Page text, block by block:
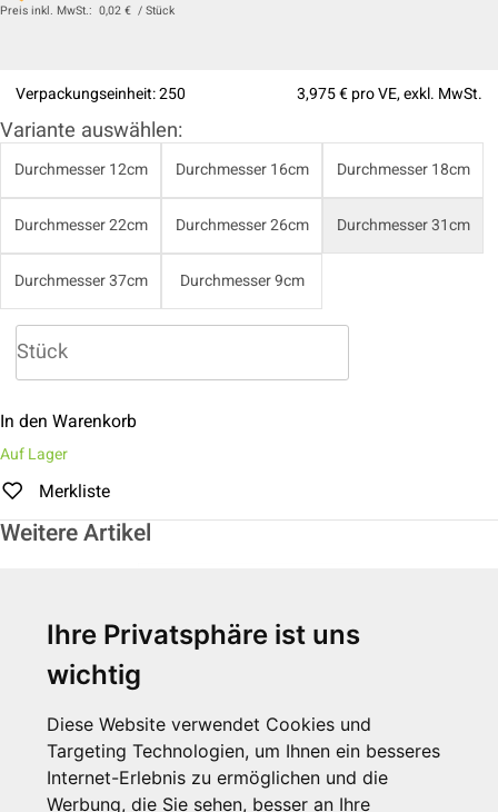
Ihre Privatsphäre ist uns
wichtig
Diese Website verwendet Cookies und
Targeting Technologien, um Ihnen ein besseres
Internet-Erlebnis zu ermöglichen und die
Werbung, die Sie sehen, besser an Ihre
Preis inkl. MwSt.: 0,02 € / Stück
Verpackungseinheit:250 3,975 €pro VE, exkl. MwSt.
Variante auswählen:
Durchmesser 12cm Durchmesser 16cm Durchmesser 18cm
Durchmesser 22cm Durchmesser 26cm Durchmesser 31cm
Durchmesser 37cm Durchmesser 9cm
In den Warenkorb
Auf Lager
Merkliste
Weitere Artikel